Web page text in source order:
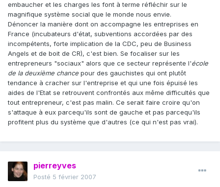
embaucher et les charges les font à terme réfléchir sur le
magnifique système social que le monde nous envie.
Dénoncer la manière dont on accompagne les entreprises en
France (incubateurs d'état, subventions accordées par des
incompétents, forte implication de la CDC, peu de Business
Angels et de boit de CR), c'est bien. Se focaliser sur les
entrepreneurs "sociaux" alors que ce secteur représente l'école
de la deuxième chance pour des gauchistes qui ont plutôt
tendance à cracher sur l'entreprise et qui une fois épuisé les
aides de l'Etat se retrouvent confrontés aux même difficultés que
tout entrepreneur, c'est pas malin. Ce serait faire croire qu'on
s'attaque à eux parcequ'ils sont de gauche et pas parcequ'ils
profitent plus du système que d'autres (ce qui n'est pas vrai).
pierreyves
Posté 5 février 2007